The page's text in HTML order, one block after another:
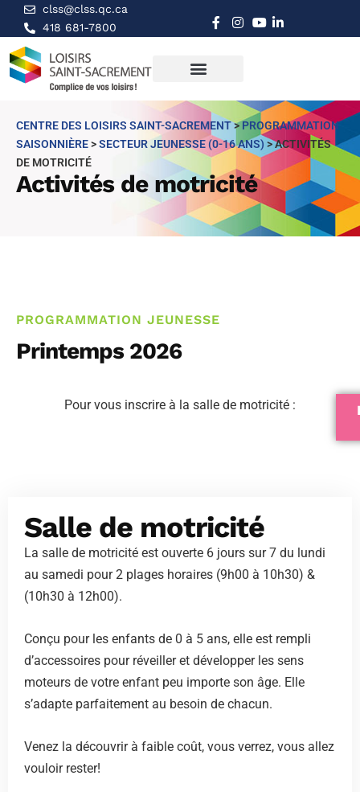
clss@clss.qc.ca
418 681-7800
Activités de motricité
CENTRE DES LOISIRS SAINT-SACREMENT>PROGRAMMATION
SAISONNIÈRE>SECTEUR JEUNESSE (0-16 ANS) >ACTIVITÉS
DE MOTRICITÉ
PROGRAMMATION JEUNESSE
Printemps 2026
Pour vous inscrire à la salle de motricité :
Salle de motricité
La salle de motricité est ouverte 6 jours sur 7 du lundi
au samedi pour 2 plages horaires (9h00 à 10h30) &
(10h30 à 12h00).
Conçu pour les enfants de 0 à 5 ans, elle est rempli
d’accessoires pour réveiller et développer les sens
moteurs de votre enfant peu importe son âge. Elle
s’adapte parfaitement au besoin de chacun.
Venez la découvrir à faible coût, vous verrez, vous allez
vouloir rester!